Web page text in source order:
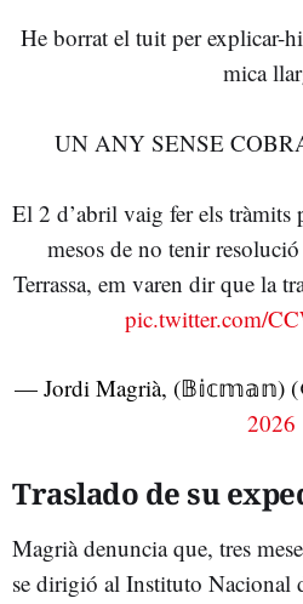
He borrat el tuit per explicar-
mica
UN ANY SENSE
El 2 d’abril vaig fer els
mesos de no tenir
Terrassa, em varen dir que la
pic.twitter.com/
— Jordi Magrià, (𝔹𝕚𝕔𝕞𝕒𝕟)
2026
Traslado de su
Magrià denuncia que, tres
se dirigió al Instituto Nacional